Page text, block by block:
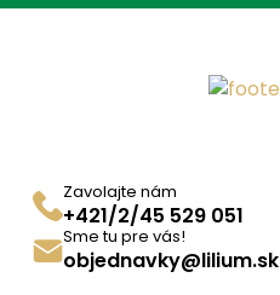
Zavolajte nám
+421/2/45 529 051
Sme tu pre vás!
objednavky@lilium.sk